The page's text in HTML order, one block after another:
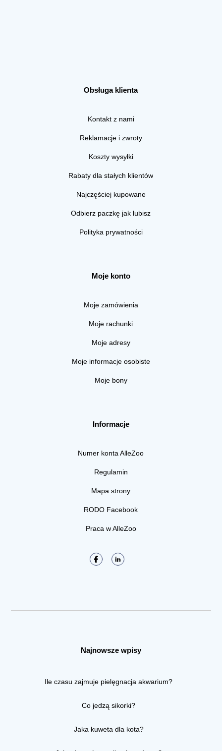
Obsługa klienta
Kontakt z nami
Reklamacje i zwroty
Koszty wysyłki
Rabaty dla stałych klientów
Najczęściej kupowane
Odbierz paczkę jak lubisz
Polityka prywatności
Moje konto
Moje zamówienia
Moje rachunki
Moje adresy
Moje informacje osobiste
Moje bony
Informacje
Numer konta AlleZoo
Regulamin
Mapa strony
RODO Facebook
Praca w AlleZoo
Najnowsze wpisy
Ile czasu zajmuje pielęgnacja akwarium?
Co jedzą sikorki?
Jaka kuweta dla kota?